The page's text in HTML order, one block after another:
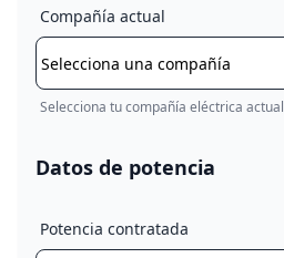
Compañía actual
Selecciona tu compañía eléctrica actual
Datos de potencia
Potencia contratada